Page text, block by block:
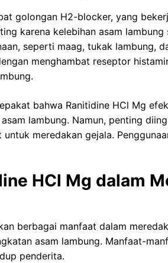
golongan H2-blocker, yang
karena kelebihan asam
seperti maag, tukak lambung,
menghambat reseptor
bahwa Ranitidine HCl Mg
lambung. Namun, penting
meredakan gejala.
HCl Mg dalam
berbagai manfaat dalam
asam lambung. Manfaat-
penderita.